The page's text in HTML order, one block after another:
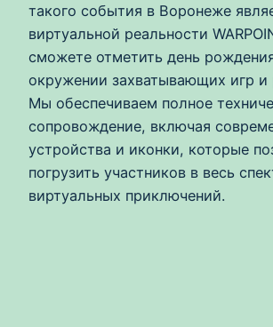
такого события в Воронеже
виртуальной реальности
сможете отметить день
окружении захватывающих игр и
Мы обеспечиваем полное
сопровождение, включая
устройства и иконки, которые
погрузить участников в весь
виртуальных приключений.